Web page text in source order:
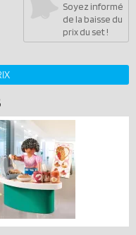
Soyez informé
de la baisse du
prix du set !